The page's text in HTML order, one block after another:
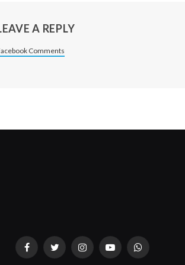
A REPLY
Comments
FacebookTwitterInstagramYouTubeWhatsApp